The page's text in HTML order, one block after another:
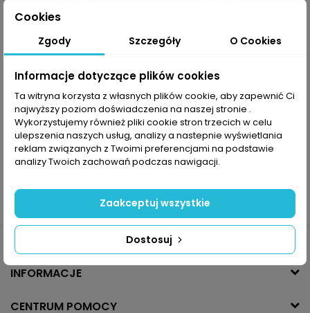
Czapka zimowa
Spyder Logo
118,99 PLN 169,99 PLN
Czapka zimowa
Spyder Logo
118,99 PLN 169,99 PLN
INFORMACJE
CENTRUM POMOCY
Cookies
Zgody Szczegóły O Cookies
Informacje dotyczące plików cookies
Ta witryna korzysta z własnych plików cookie, aby zapewnić Ci
najwyższy poziom doświadczenia na naszej stronie .
Wykorzystujemy również pliki cookie stron trzecich w celu
ulepszenia naszych usług, analizy a nastepnie wyświetlania
reklam związanych z Twoimi preferencjami na podstawie
analizy Twoich zachowań podczas nawigacji.
Dostosuj
Zaakceptuj wszystkie